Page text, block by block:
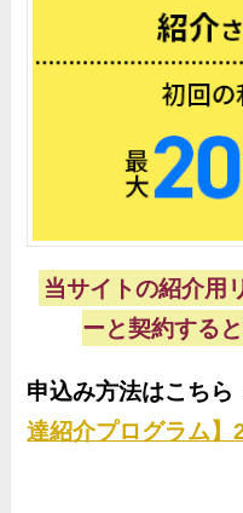
当サイトの紹介用
ーと契約する
申込み方法はこちら
達紹介プログラム